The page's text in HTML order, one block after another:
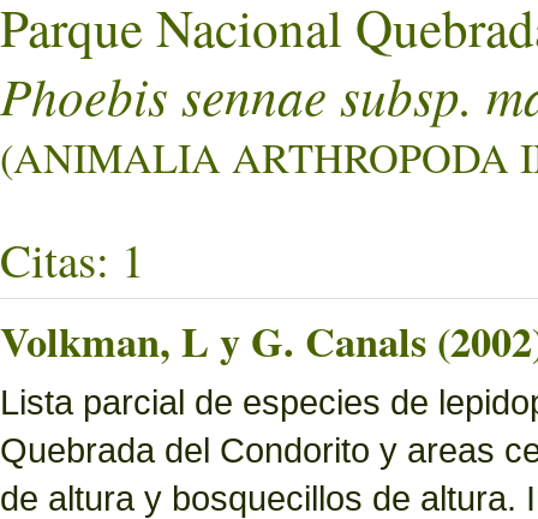
Parque Nacional
Phoebis sennae subsp.
(ANIMALIA ARTHROPODA
Citas: 1
Volkman, L y G. Canals
Lista parcial de especies de
Quebrada del Condorito y areas
de altura y bosquecillos de altura.